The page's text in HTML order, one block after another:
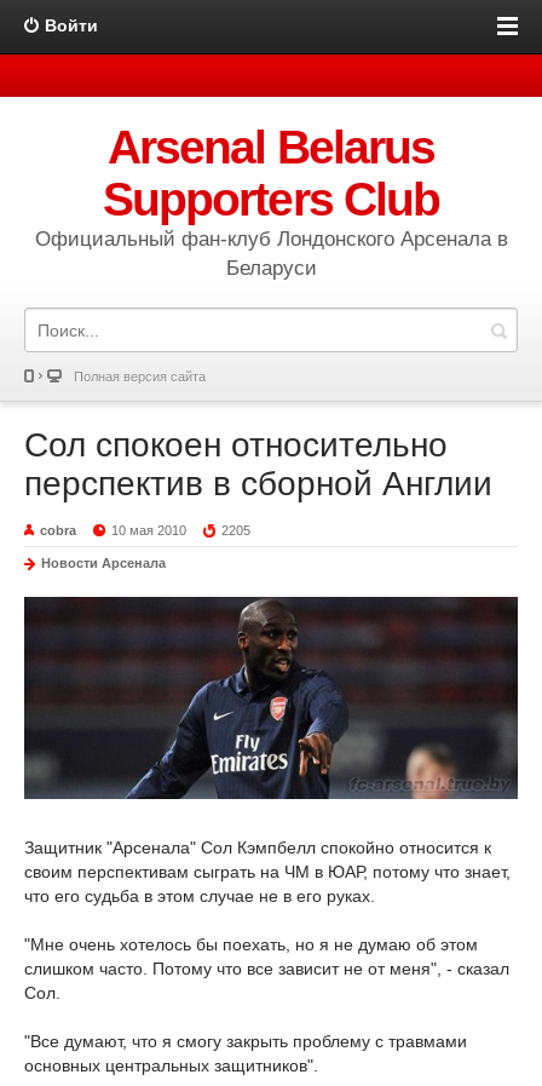
Войти
Arsenal Belarus
Supporters Club
Официальный фан-клуб Лондонского Арсенала в
Беларуси
Полная версия сайта
Сол спокоен относительно
перспектив в сборной Англии
cobra 10 мая 2010 2205
Новости Арсенала
Защитник "Арсенала" Сол Кэмпбелл спокойно относится к
своим перспективам сыграть на ЧМ в ЮАР, потому что знает,
что его судьба в этом случае не в его руках.
"Мне очень хотелось бы поехать, но я не думаю об этом
слишком часто. Потому что все зависит не от меня", - сказал
Сол.
"Все думают, что я смогу закрыть проблему с травмами
основных центральных защитников".